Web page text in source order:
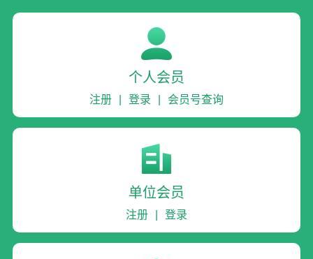
个人会员
注册 登录 会员号查询
单位会员
注册 登录